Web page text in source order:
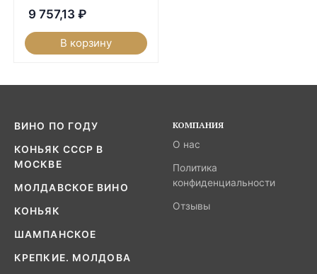
9 757,13 ₽
В корзину
ВИНО ПО ГОДУ
КОНЬЯК СССР В
МОСКВЕ
МОЛДАВСКОЕ ВИНО
КОНЬЯК
ШАМПАНСКОЕ
КРЕПКИЕ. МОЛДОВА
КОМПАНИЯ
О нас
Политика
конфиденциальности
Отзывы